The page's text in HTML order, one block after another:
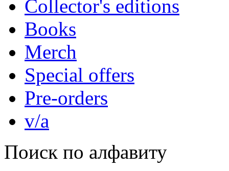
Collector's editions
Books
Merch
Special offers
Pre-orders
v/a
Поиск по алфавиту